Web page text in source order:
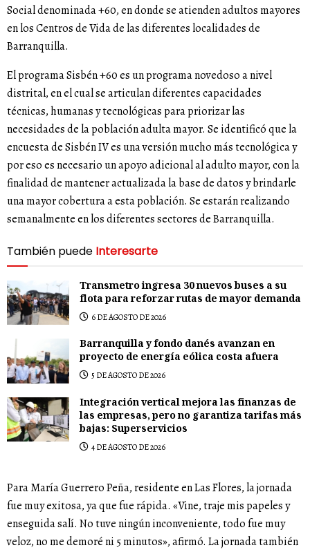
Social denominada +60, en donde se atienden adultos mayores
en los Centros de Vida de las diferentes localidades de
Barranquilla.
El programa Sisbén +60 es un programa novedoso a nivel
distrital, en el cual se articulan diferentes capacidades
técnicas, humanas y tecnológicas para priorizar las
necesidades de la población adulta mayor. Se identificó que la
encuesta de Sisbén IV es una versión mucho más tecnológica y
por eso es necesario un apoyo adicional al adulto mayor, con la
finalidad de mantener actualizada la base de datos y brindarle
una mayor cobertura a esta población. Se estarán realizando
semanalmente en los diferentes sectores de Barranquilla.
También puede Interesarte
Transmetro ingresa 30 nuevos buses a su
flota para reforzar rutas de mayor demanda
6 DE AGOSTO DE 2026
Barranquilla y fondo danés avanzan en
proyecto de energía eólica costa afuera
5 DE AGOSTO DE 2026
Integración vertical mejora las finanzas de
las empresas, pero no garantiza tarifas más
bajas: Superservicios
4 DE AGOSTO DE 2026
Para María Guerrero Peña, residente en Las Flores, la jornada
fue muy exitosa, ya que fue rápida. «Vine, traje mis papeles y
enseguida salí. No tuve ningún inconveniente, todo fue muy
veloz, no me demoré ni 5 minutos», afirmó. La jornada también